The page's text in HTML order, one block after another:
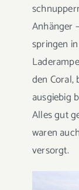
Anhänger
springen
den Coral,
ausgiebig
Alles gut
waren
versorgt.